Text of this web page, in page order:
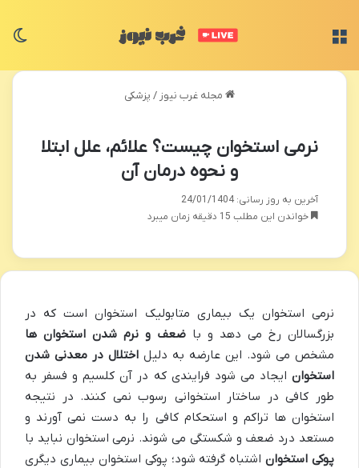
مجله غرب نیوز / پزشکی
نرمی استخوان چیست؟ علائم، علل ابتلا
و نحوه درمان آن
آخرین به روز رسانی: 24/01/1404
خواندن این مطلب 15 دقیقه زمان میبرد
نرمی استخوان یک بیماری متابولیک استخوان است که در
بزرگسالان رخ می دهد و با ضعف و نرم شدن استخوان ها
مشخص می شود. این عارضه به دلیل اختلال در معدنی شدن
استخوان ایجاد می شود فرایندی که در آن کلسیم و فسفر به
طور کافی در ساختار استخوانی رسوب نمی کنند. در نتیجه
استخوان ها تراکم و استحکام کافی را به دست نمی آورند و
مستعد درد ضعف و شکستگی می شوند. نرمی استخوان نباید با
پوکی استخواناشتباه گرفته شود؛ پوکی استخوان بیماری دیگری